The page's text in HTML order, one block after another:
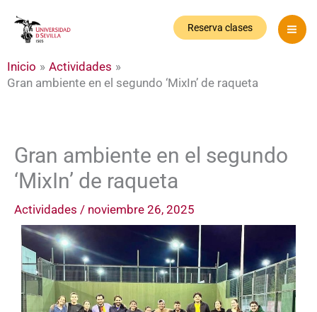
Reserva clases
Inicio
Actividades
Gran ambiente en el segundo ‘MixIn’ de raqueta
Gran ambiente en el segundo
‘MixIn’ de raqueta
Actividades / noviembre 26, 2025